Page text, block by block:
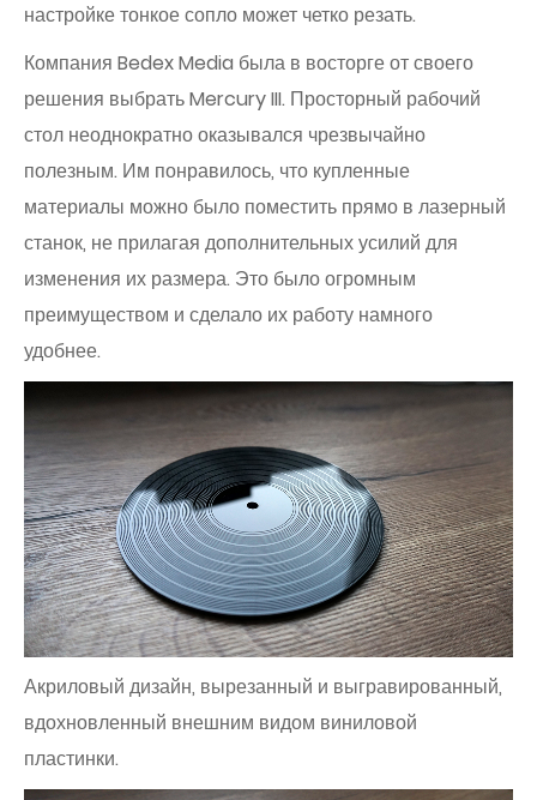
настройке тонкое сопло может четко резать.
Компания Bedex Media была в восторге от своего
решения выбрать Mercury III. Просторный рабочий
стол неоднократно оказывался чрезвычайно
полезным. Им понравилось, что купленные
материалы можно было поместить прямо в лазерный
станок, не прилагая дополнительных усилий для
изменения их размера. Это было огромным
преимуществом и сделало их работу намного
удобнее.
Акриловый дизайн, вырезанный и выгравированный,
вдохновленный внешним видом виниловой
пластинки.